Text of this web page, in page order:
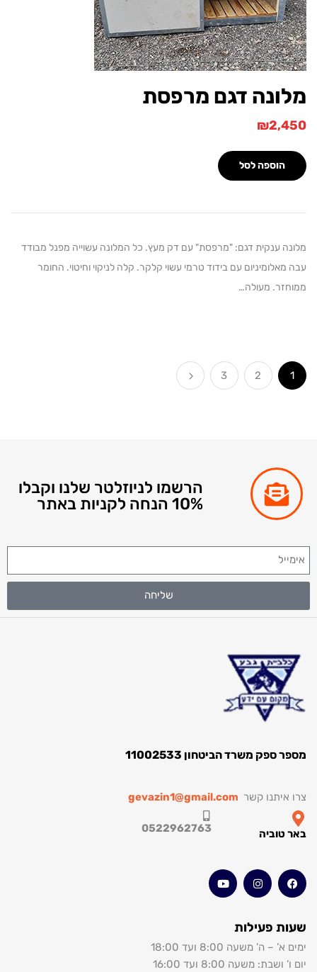
דגם מרפסת
₪
הוספה לסל
ענקית דגם: "מרפסת" עם דק מעץ. כל המלונה עשוייה מפנל מבודד
עם בידוד טרמי עשוי קלקר. קלה לניקוי וחיטוי. החומר
מעולה…
2
3
הרשמו לניוזלטר שלנו וקבלו
10% הנחה לקניות באתר
משרד הביטחון 11002533
קשרgevazin1@gmail.com
0522962763
פעילות
ה’ משעה 8:00 ועד 18:00
משעה 8:00 ועד 16:00